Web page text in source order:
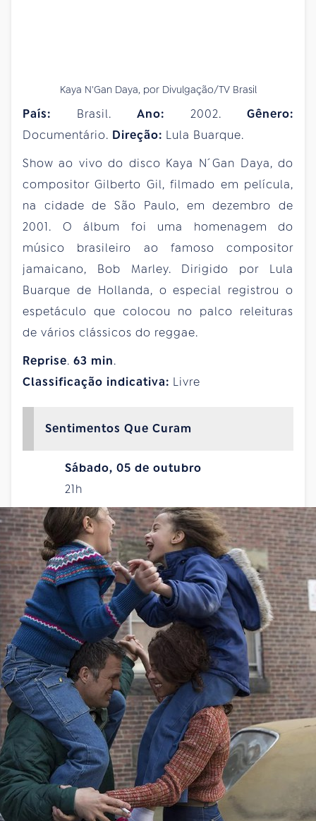
Kaya N'Gan Daya, por Divulgação/TV Brasil
País: Brasil. Ano: 2002. Gênero:
Documentário. Direção: Lula Buarque.
Show ao vivo do disco Kaya N ́Gan Daya, do
compositor Gilberto Gil, filmado em película,
na cidade de São Paulo, em dezembro de
2001. O álbum foi uma homenagem do
músico brasileiro ao famoso compositor
jamaicano, Bob Marley. Dirigido por Lula
Buarque de Hollanda, o especial registrou o
espetáculo que colocou no palco releituras
de vários clássicos do reggae.
Reprise. 63 min.
Classificação indicativa: Livre
Sentimentos Que Curam
Sábado, 05 de outubro
21h